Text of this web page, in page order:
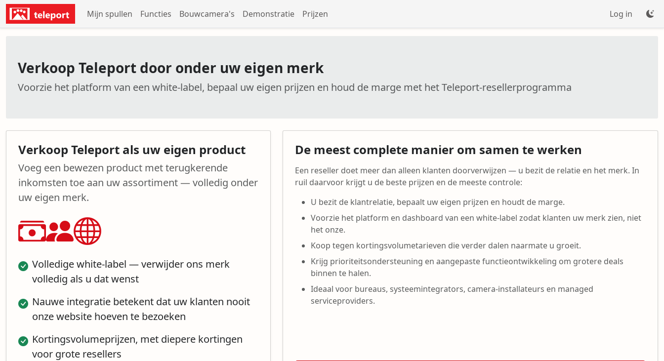
Mijn spullen Functies Bouwcamera's Demonstratie Prijzen Log in
Verkoop Teleport door onder uw eigen merk
Voorzie het platform van een white-label, bepaal uw eigen prijzen en houd de marge met het Teleport-resellerprogramma
Verkoop Teleport als uw eigen product
Voeg een bewezen product met terugkerende
inkomsten toe aan uw assortiment — volledig onder
uw eigen merk.
Volledige white-label — verwijder ons merk
volledig als u dat wenst
Nauwe integratie betekent dat uw klanten nooit
onze website hoeven te bezoeken
Kortingsvolumeprijzen, met diepere kortingen
voor grote resellers
De meest complete manier om samen te werken
Een reseller doet meer dan alleen klanten doorverwijzen — u bezit de relatie en het merk. In
ruil daarvoor krijgt u de beste prijzen en de meeste controle:
U bezit de klantrelatie, bepaalt uw eigen prijzen en houdt de marge.
Voorzie het platform en dashboard van een white-label zodat klanten uw merk zien, niet
het onze.
Koop tegen kortingsvolumetarieven die verder dalen naarmate u groeit.
Krijg prioriteitsondersteuning en aangepaste functieontwikkeling om grotere deals
binnen te halen.
Ideaal voor bureaus, systeemintegrators, camera-installateurs en managed
serviceproviders.